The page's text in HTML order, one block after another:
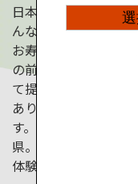
日本を象徴する和食
んなお店や料理をイ
お寿司は昔から日本
の前で握ってくれる
て提供されるリーズ
あります。また、日
す。特異な地形から
県。富山県ならでは
体験できない、おい